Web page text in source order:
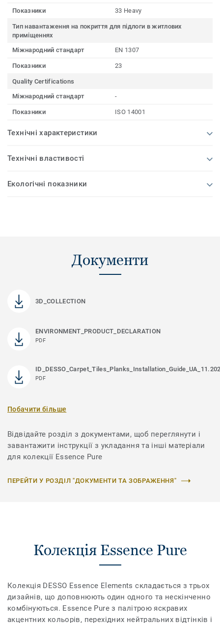
Показники 33 Heavy
Тип навантаження на покриття для підлоги в житлових
приміщеннях
Міжнародний стандарт
EN 1307
Показники 23
Quality Certifications
Міжнародний стандарт
-
Показники ISO 14001
Технічні характеристики
Технічні властивості
Екологічні показники
Документи
3D_COLLECTION
ENVIRONMENT_PRODUCT_DECLARATION
PDF
PDF
Побачити більше
Відвідайте розділ з документами, щоб переглянути і
завантажити інструкції з укладання та інші матеріали
для колекції Essence Pure
ПЕРЕЙТИ У РОЗДІЛ "ДОКУМЕНТИ ТА ЗОБРАЖЕННЯ"
Колекція Essence Pure
Колекція DESSO Essence Elements складається з трьох
дизайнів, що доповнюють один одного та нескінченно
комбінуються. Essence Pure з палітрою яскравих
акцентних кольорів, перехідних нейтральних відтінків і